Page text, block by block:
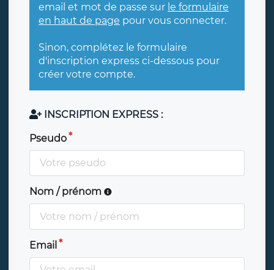
email et mot de passe sur le formulaire
en haut de page pour vous connecter.
Sinon, complétez le formulaire
d'inscription express ci-dessous pour
créer votre compte.
INSCRIPTION EXPRESS :
Pseudo
Nom / prénom
Email